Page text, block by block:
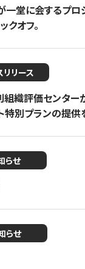
堂に会するプロ
クオフ。
リリース
組織評価センター
別プランの提供
らせ
らせ